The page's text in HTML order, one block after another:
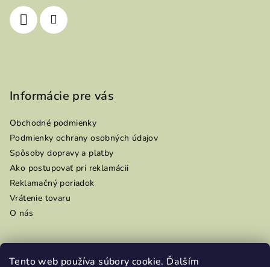
Tento web používa súbory cookie. Ďalším
Informácie pre vás
Obchodné podmienky
Podmienky ochrany osobných údajov
Spôsoby dopravy a platby
Ako postupovať pri reklamácii
Reklamačný poriadok
Vrátenie tovaru
O nás